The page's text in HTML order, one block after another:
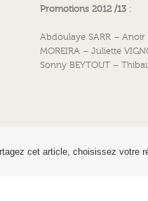
Promotions 2012 /13 :
Abdoulaye SARR – Anoir
MOREIRA – Juliette
Sonny BEYTOUT –
cet article, choisissez votre